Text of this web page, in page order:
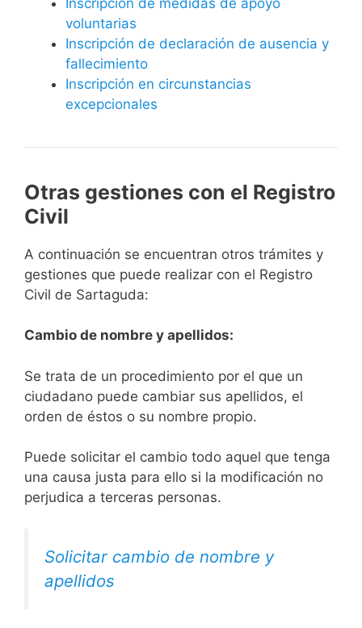
voluntarias
Inscripción de declaración de ausencia y
fallecimiento
Inscripción en circunstancias
excepcionales
Otras gestiones con el Registro
Civil
A continuación se encuentran otros trámites y
gestiones que puede realizar con el Registro
Civil de Sartaguda:
Cambio de nombre y apellidos:
Se trata de un procedimiento por el que un
ciudadano puede cambiar sus apellidos, el
orden de éstos o su nombre propio.
Puede solicitar el cambio todo aquel que tenga
una causa justa para ello si la modificación no
perjudica a terceras personas.
Solicitar cambio de nombre y
apellidos